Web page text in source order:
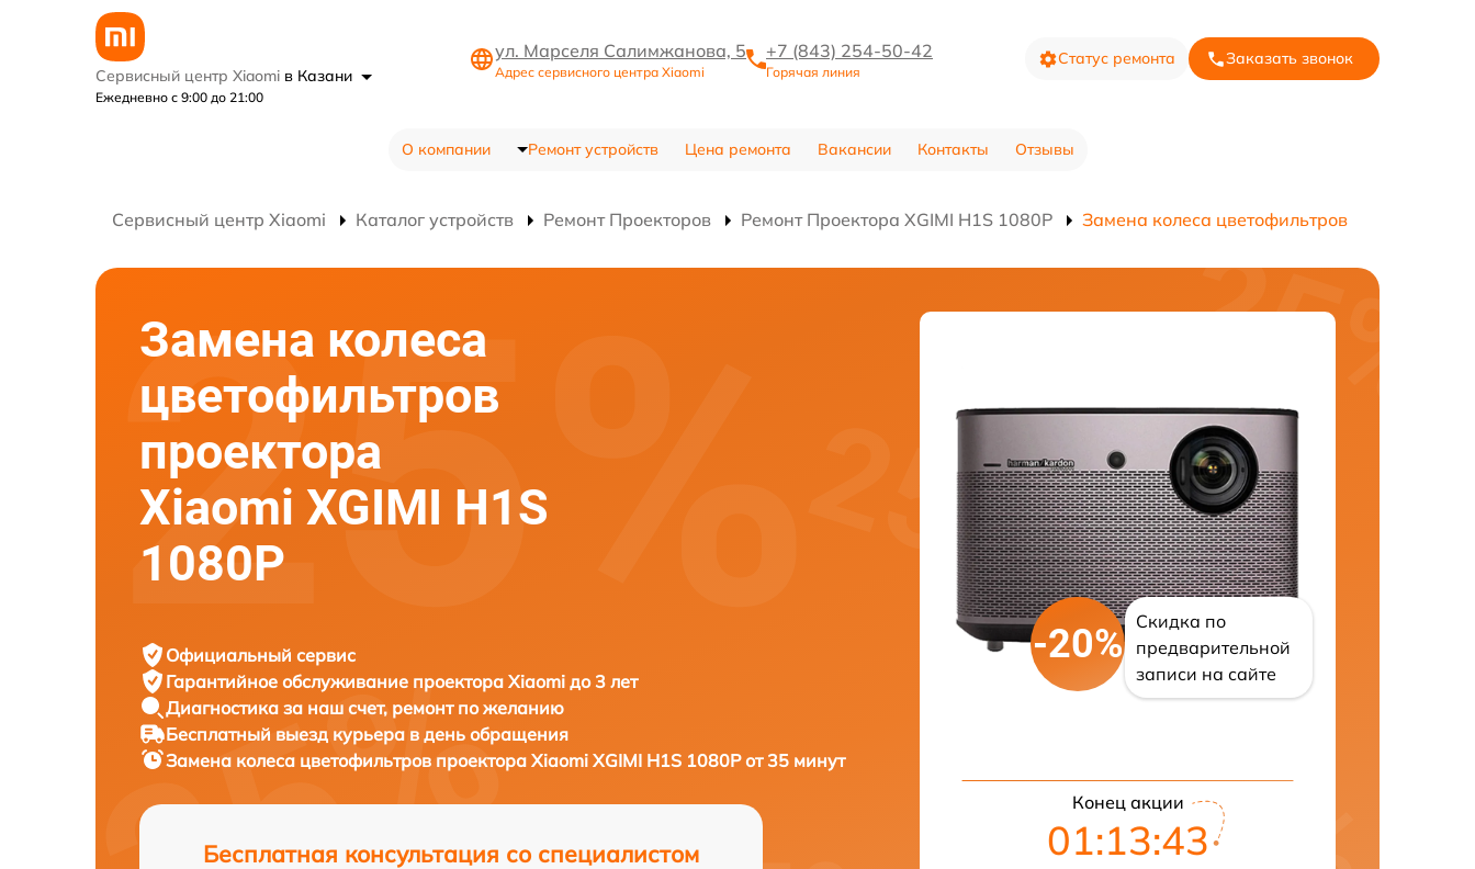
Сервисный центр Xiaomi в Казани
Ежедневно с 9:00 до 21:00
ул. Марселя Салимжанова, 5
Адрес сервисного центра Xiaomi
+7 (843) 254-50-42
Горячая линия
Статус ремонта Заказать звонок
О компании Ремонт устройств Цена ремонта Вакансии Контакты Отзывы
Сервисный центр Xiaomi Каталог устройств Ремонт Проекторов Ремонт Проектора XGIMI H1S 1080P Замена колеса цветофильтров
Замена колеса
цветофильтров
проектора
Xiaomi XGIMI H1S
1080P
Официальный сервис
Гарантийное обслуживание проектора Xiaomi до 3 лет
Диагностика за наш счет, ремонт по желанию
Бесплатный выезд курьера в день обращения
Замена колеса цветофильтров проектора Xiaomi XGIMI H1S 1080P от 35 минут
Бесплатная консультация со специалистом
-20%
Скидка по
предварительной
записи на сайте
Конец акции
01:13:42